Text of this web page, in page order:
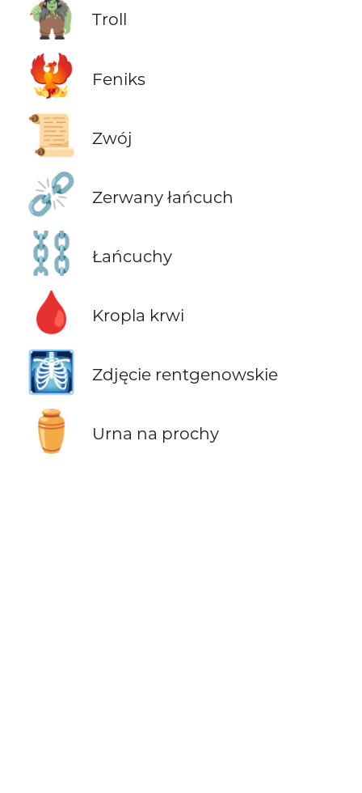
🧌 Troll
🐦‍🔥 Feniks
📜 Zwój
⛓️‍💥 Zerwany łańcuch
⛓️ Łańcuchy
🩸 Kropla krwi
🩻 Zdjęcie rentgenowskie
⚱️ Urna na prochy